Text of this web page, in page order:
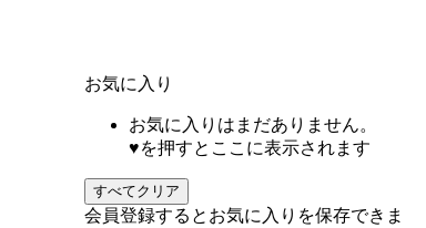
お気に入り
お気に入りはまだありません。
♥を押すとここに表示されます
すべてクリア
会員登録するとお気に入りを保存できま